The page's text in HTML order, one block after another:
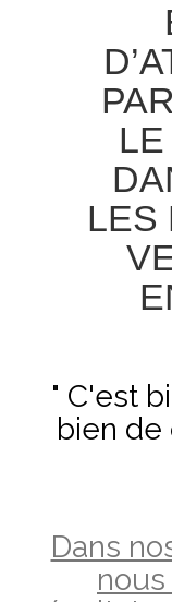
LES
" C'est
bien de
Dans